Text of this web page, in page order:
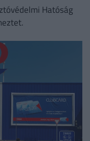
Hatóság